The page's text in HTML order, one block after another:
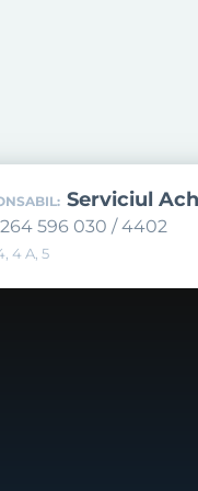
Serviciul
596 030 / 4402
4 A, 5